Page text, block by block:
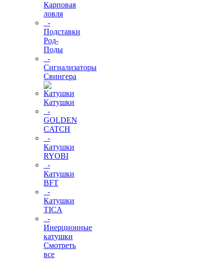
Карповая
ловля
-
Подставки
Род-
Поды
-
Сигнализаторы
Свингера
Катушки
-
GOLDEN
CATCH
-
Катушки
RYOBI
-
Катушки
BFT
-
Катушки
TICA
-
Инерционные
катушки
Смотреть
все